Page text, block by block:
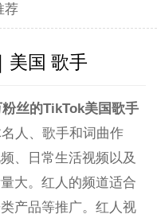
荐
美国 歌手
粉丝的TikTok美国歌手
人、歌手和词曲作
、日常生活视频以及
大。红人的频道适合
产品等推广。红人视